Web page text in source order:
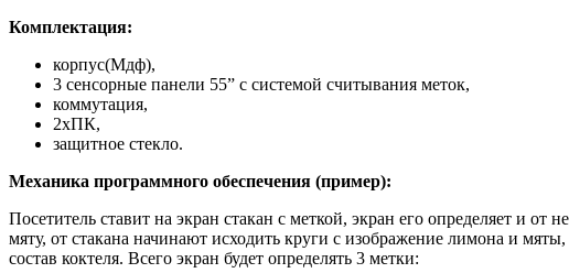
Комплектация:
корпус(Мдф),
3 сенсорные панели 55” с системой считывания меток,
коммутация,
2xПК,
защитное стекло.
Механика программного обеспечения (пример):
Посетитель ставит на экран стакан с меткой, экран его определяет и
мяту, от стакана начинают исходить круги с изображение лимона и
состав коктеля. Всего экран будет определять 3 метки: